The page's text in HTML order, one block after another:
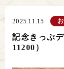
2025.11.15
記念きっぷ
11200）